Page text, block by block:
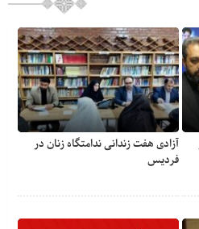
آزادی هفت زندانی ندامتگاه زنان در
فردیس